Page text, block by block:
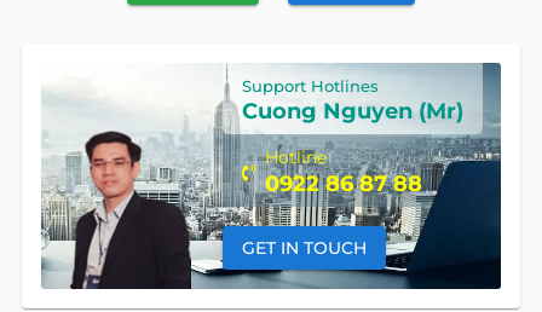
Support Hotlines
Cuong Nguyen (Mr)
Hotline
0922 86 87 88
GET IN TOUCH